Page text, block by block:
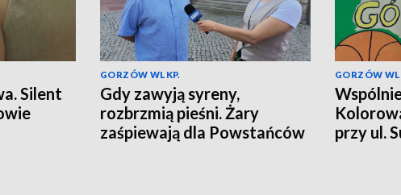
Silent
GORZÓW WLKP.
Gdy zawyją syreny,
rozbrzmią pieśni. Żary
zaśpiewają dla Powstańców
GORZÓW
przy ul.